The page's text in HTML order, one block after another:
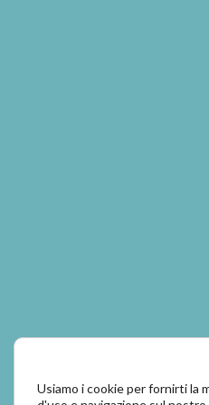
Usiamo i cookie per fornirti la